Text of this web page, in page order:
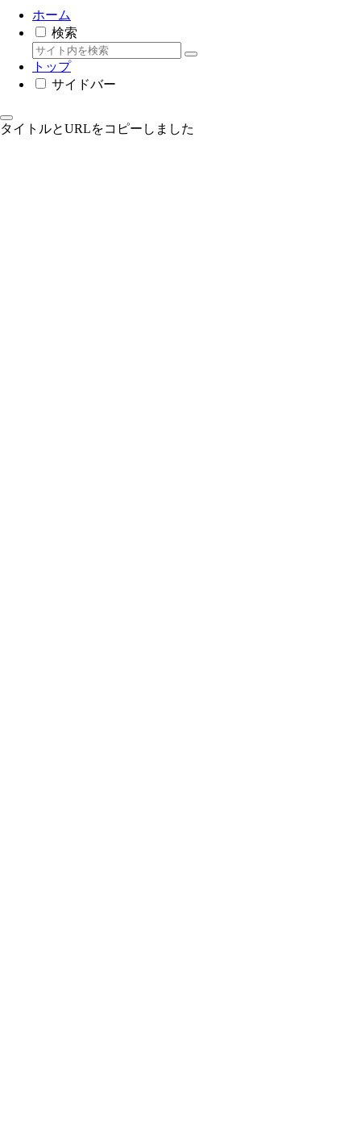
ホーム
検索
トップ
サイドバー
タイトルとURLをコピーしました